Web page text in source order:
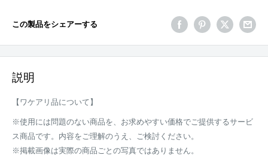
この製品をシェアーする
説明
【ワケアリ品について】
※使用には問題のない商品を、お求めやすい価格でご提供するサービ
ス商品です。内容をご理解のうえ、ご検討ください。
※掲載画像は実際の商品ごとの写真ではありません。